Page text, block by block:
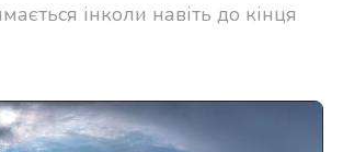
інколи навіть до кінця